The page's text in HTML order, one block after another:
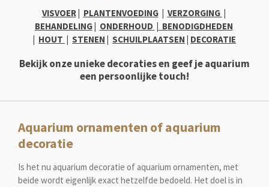
VISVOER| PLANTENVOEDING| VERZORGING
BEHANDELING
ONDERHOUD BENODIGDHEDEN
HOUT STENEN SCHUILPLAATSEN DECORATIE
Bekijk onze unieke decoraties en geef je aquarium
een persoonlijke touch!
Aquarium ornamenten of aquarium
decoratie
Is het nu aquarium decoratie of aquarium ornamenten, met
beide wordt eigenlijk exact hetzelfde bedoeld. Het doel is in